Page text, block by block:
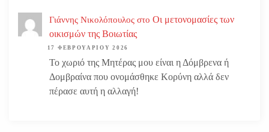
Γιάννης Νικολόπουλος στο Οι μετονομασίες των
οικισμών της Βοιωτίας
17 ΦΕΒΡΟΥΑΡΊΟΥ 2026
Το χωριό της Μητέρας μου είναι η Δόμβρενα ή
Δομβραίνα που ονομάσθηκε Κορύνη αλλά δεν
πέρασε αυτή η αλλαγή!